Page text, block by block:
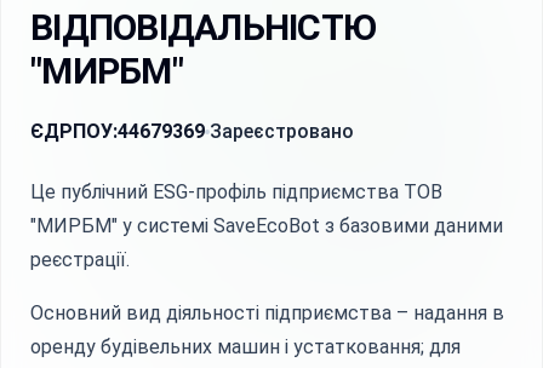
ВІДПОВІДАЛЬНІСТЮ
"МИРБМ"
ЄДРПОУ:44679369 Зареєстровано
Це публічний ESG-профіль підприємства ТОВ
"МИРБМ" у системі SaveEcoBot з базовими даними
реєстрації.
Основний вид діяльності підприємства – надання в
оренду будівельних машин і устатковання; для